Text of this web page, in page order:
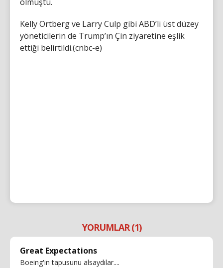
Kelly Ortberg ve Larry Culp gibi ABD’li üst düzey
yöneticilerin de Trump’ın Çin ziyaretine eşlik
ettiği belirtildi.(cnbc-e)
YORUMLAR (1)
Great Expectations
Boeing'in tapusunu alsaydılar....